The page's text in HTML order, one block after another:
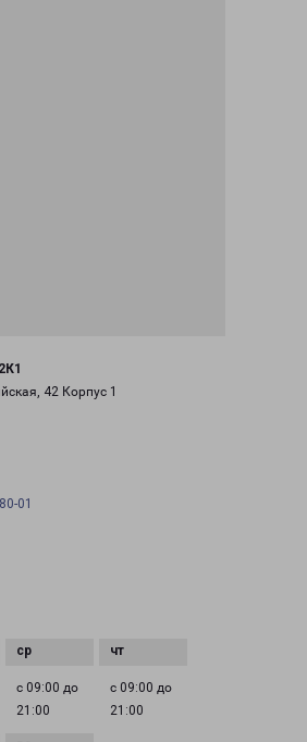
42 Корпус 1
01
с 09:00 до
21:00
с 09:00 до
21:00